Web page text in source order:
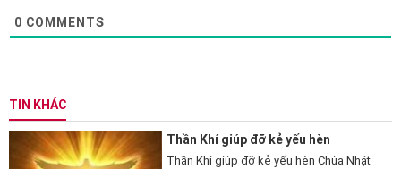
0 COMMENTS
TIN KHÁC
Thần Khí giúp đỡ kẻ yếu hèn
Thần Khí giúp đỡ kẻ yếu hèn Chúa Nhật